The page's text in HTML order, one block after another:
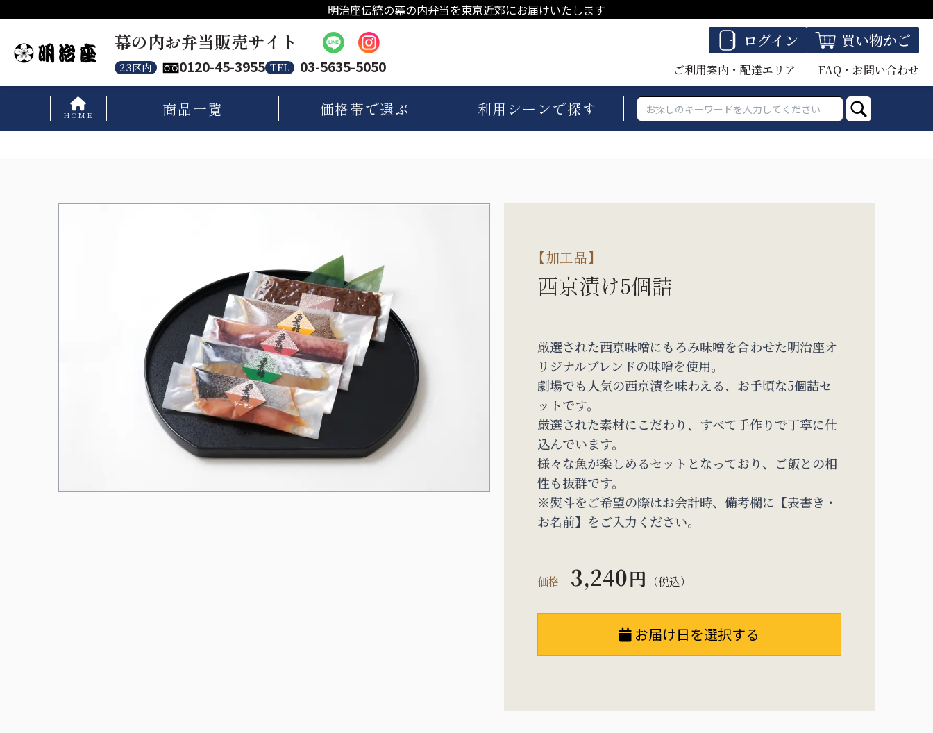
明治座伝統の幕の内弁当を東京近郊にお届けいたします
幕の内お弁当販売サイト
23区内 0120-45-3955 TEL 03-5635-5050
ログイン 買い物かご
ご利用案内・配達エリア FAQ・お問い合わせ
HOME 商品一覧 価格帯で選ぶ 利用シーンで探す
【加工品】
西京漬け5個詰
厳選された西京味噌にもろみ味噌を合わせた明治座オ
リジナルブレンドの味噌を使用。
劇場でも人気の西京漬を味わえる、お手頃な5個詰セ
ットです。
厳選された素材にこだわり、すべて手作りで丁寧に仕
込んでいます。
様々な魚が楽しめるセットとなっており、ご飯との相
性も抜群です。
※熨斗をご希望の際はお会計時、備考欄に【表書き・
お名前】をご入力ください。
価格 3,240円 （税込）
お届け日を選択する